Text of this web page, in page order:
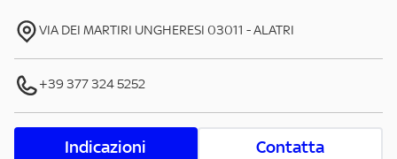
VIA DEI MARTIRI UNGHERESI 03011 -ALATRI
+39 377 324 5252
Indicazioni Contatta